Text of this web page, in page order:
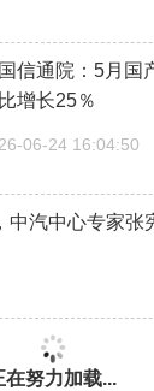
信通院：5月国
增长25％
06-24 16:04:50
中汽中心专家张
在努力加载...